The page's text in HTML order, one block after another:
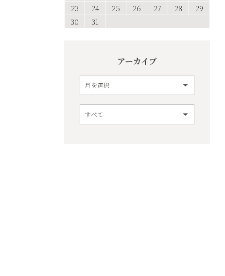
23
24 25 26 27 28
29
30
31
アーカイブ